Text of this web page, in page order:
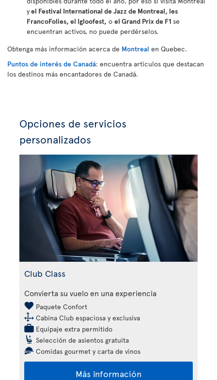
yel Festival International de Jazz de Montreal, les
FrancoFolies, el Igloofest, o el Grand Prix de F1 se
encuentran activos, no puede perdérselos.
Obtenga más información acerca de Montreal en Quebec.
Puntos de interés de Canadá: encuentra artículos que destacan
los destinos más encantadores de Canadá.
Opciones de servicios
personalizados
Club Class
Convierta su vuelo en una experiencia
Paquete Confort
Cabina Club espaciosa y exclusiva
Equipaje extra permitido
Selección de asientos gratuita
Comidas gourmet y carta de vinos
Más información